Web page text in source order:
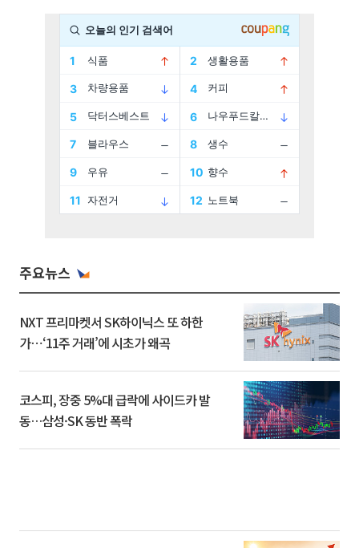
주요뉴스
NXT 프리마켓서 SK하이닉스 또 하한
가⋯‘11주 거래’에 시초가 왜곡
코스피, 장중 5%대 급락에 사이드카 발
동…삼성·SK 동반 폭락